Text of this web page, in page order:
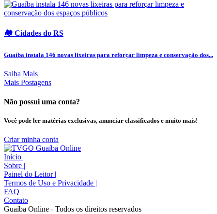
🏘️ Cidades do RS
Guaíba instala 146 novas lixeiras para reforçar limpeza e conservação dos...
Saiba Mais
Mais Postagens
Não possui uma conta?
Você pode ler matérias exclusivas, anunciar classificados e muito mais!
Criar minha conta
Início |
Sobre |
Painel do Leitor |
Termos de Uso e Privacidade |
FAQ |
Contato
Guaíba Online - Todos os direitos reservados